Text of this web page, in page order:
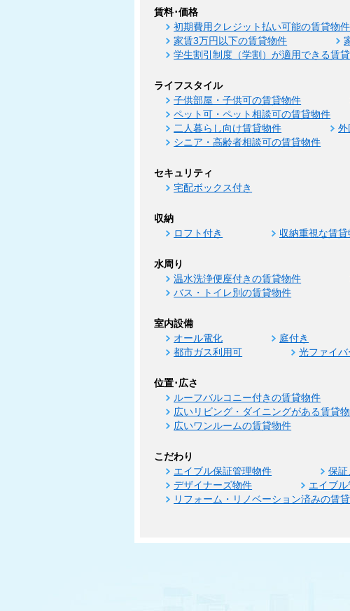
賃料･価格
初期費用クレジット払い可能の賃貸物件
家賃3万円以下の賃貸物件
学生割引制度（学割）が適用できる賃
ライフスタイル
子供部屋・子供可の賃貸物件
ペット可・ペット相談可の賃貸物件
二人暮らし向け賃貸物件
外
シニア・高齢者相談可の賃貸物件
セキュリティ
宅配ボックス付き
収納
ロフト付き 収納重視な賃
水周り
温水洗浄便座付きの賃貸物件
バス・トイレ別の賃貸物件
室内設備
オール電化 庭付き
都市ガス利用可
光ファイ
位置･広さ
ルーフバルコニー付きの賃貸物件
広いリビング・ダイニングがある賃貸
広いワンルームの賃貸物件
こだわり
エイブル保証管理物件 保証
デザイナーズ物件
エイブ
リフォーム・リノベーション済みの賃